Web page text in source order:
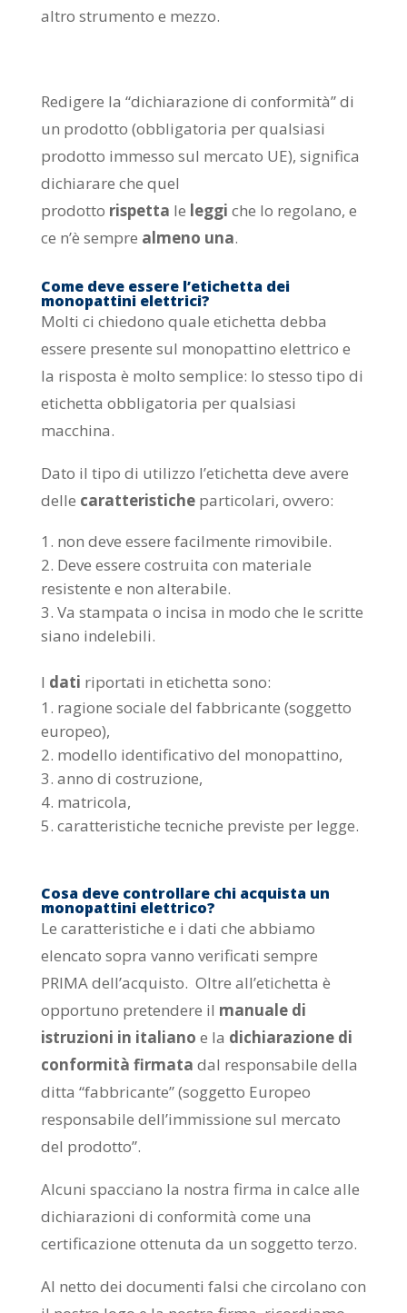
altro strumento e mezzo.
Redigere la “dichiarazione di conformità” di
un prodotto (obbligatoria per qualsiasi
prodotto immesso sul mercato UE), significa
dichiarare che quel
prodotto rispetta le leggi che lo regolano, e
ce n’è sempre almeno una.
Come deve essere l’etichetta dei
monopattini elettrici?
Molti ci chiedono quale etichetta debba
essere presente sul monopattino elettrico e
la risposta è molto semplice: lo stesso tipo di
etichetta obbligatoria per qualsiasi
macchina.
Dato il tipo di utilizzo l’etichetta deve avere
delle caratteristiche particolari, ovvero:
non deve essere facilmente rimovibile.
Deve essere costruita con materiale
resistente e non alterabile.
Va stampata o incisa in modo che le scritte
siano indelebili.
I dati riportati in etichetta sono:
ragione sociale del fabbricante (soggetto
europeo),
modello identificativo del monopattino,
anno di costruzione,
matricola,
caratteristiche tecniche previste per legge.
Cosa deve controllare chi acquista un
monopattini elettrico?
Le caratteristiche e i dati che abbiamo
elencato sopra vanno verificati sempre
PRIMA dell’acquisto. Oltre all’etichetta è
opportuno pretendere il manuale di
istruzioni in italiano e la dichiarazione di
conformità firmata dal responsabile della
ditta “fabbricante” (soggetto Europeo
responsabile dell’immissione sul mercato
del prodotto”.
Alcuni spacciano la nostra firma in calce alle
dichiarazioni di conformità come una
certificazione ottenuta da un soggetto terzo.
Al netto dei documenti falsi che circolano con